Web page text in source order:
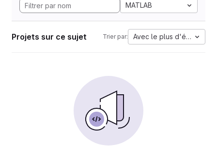
MATLAB
Projets sur ce sujet Trier par: Avec le plus d'étoiles